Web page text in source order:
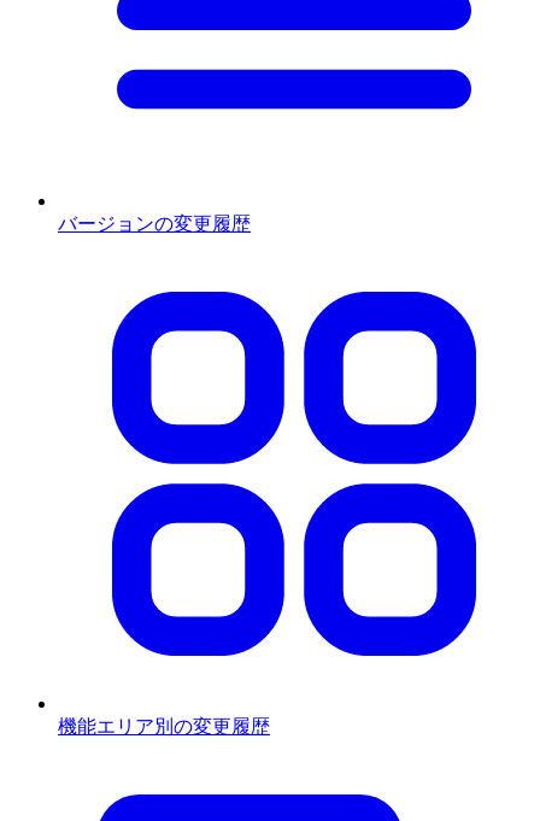
バージョンの変更履歴
機能エリア別の変更履歴